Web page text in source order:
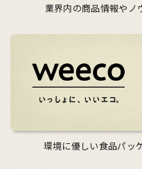
業界内の商品情報やノ
環境に優しい食品パッ